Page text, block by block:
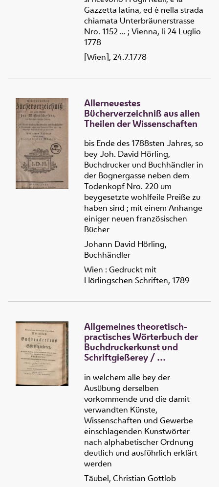
Gazzetta latina, ed è nella strada
chiamata Unterbräunerstrasse
Nro. 1152 ... ; Vienna, li 24 Luglio
1778
[Wien], 24.7.1778
Allerneuestes
Bücherverzeichniß aus allen
Theilen der Wissenschaften
bis Ende des 1788sten Jahres, so
bey Joh. David Hörling,
Buchdrucker und Buchhändler in
der Bognergasse neben dem
Todenkopf Nro. 220 um
beygesetzte wohlfeile Preiße zu
haben sind ; mit einem Anhange
einiger neuen französischen
Bücher
Johann David Hörling,
Buchhändler
Wien : Gedruckt mit
Hörlingschen Schriften, 1789
Allgemeines theoretisch-
practisches Wörterbuch der
Buchdruckerkunst und
Schriftgießerey/
practisches Wörterbuch der
Buchdruckerkunst und
Schriftgießerey
in welchem alle bey der
Ausübung derselben
vorkommende und die damit
verwandten Künste,
Wissenschaften und Gewerbe
einschlagenden Kunstwörter
nach alphabetischer Ordnung
deutlich und ausführlich erklärt
werden
Täubel, Christian Gottlob